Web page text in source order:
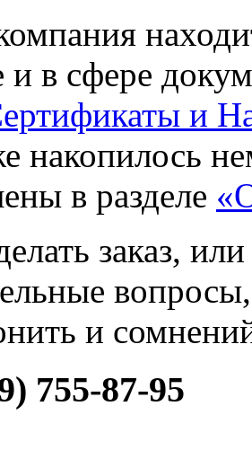
и в сфере
и
накопилось
в разделе
заказ, или
вопросы,
и
755-87-95